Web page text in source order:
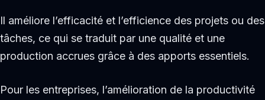
Il améliore l’efficacité et l’efficience des projets ou des
tâches, ce qui se traduit par une qualité et une
production accrues grâce à des apports essentiels.
Pour les entreprises, l’amélioration de la productivité